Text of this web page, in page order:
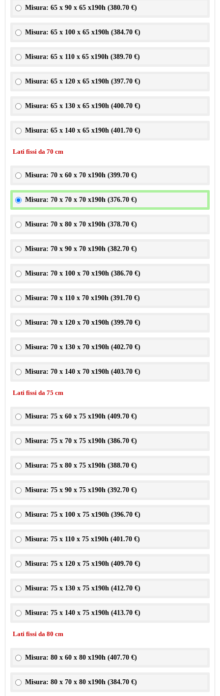
Misura: 65 x 90 x 65 x190h (380.70 €)
Misura: 65 x 100 x 65 x190h (384.70 €)
Misura: 65 x 110 x 65 x190h (389.70 €)
Misura: 65 x 120 x 65 x190h (397.70 €)
Misura: 65 x 130 x 65 x190h (400.70 €)
Misura: 65 x 140 x 65 x190h (401.70 €)
Lati fissi da 70 cm
Misura: 70 x 60 x 70 x190h (399.70 €)
Misura: 70 x 70 x 70 x190h (376.70 €)
Misura: 70 x 80 x 70 x190h (378.70 €)
Misura: 70 x 90 x 70 x190h (382.70 €)
Misura: 70 x 100 x 70 x190h (386.70 €)
Misura: 70 x 110 x 70 x190h (391.70 €)
Misura: 70 x 120 x 70 x190h (399.70 €)
Misura: 70 x 130 x 70 x190h (402.70 €)
Misura: 70 x 140 x 70 x190h (403.70 €)
Lati fissi da 75 cm
Misura: 75 x 60 x 75 x190h (409.70 €)
Misura: 75 x 70 x 75 x190h (386.70 €)
Misura: 75 x 80 x 75 x190h (388.70 €)
Misura: 75 x 90 x 75 x190h (392.70 €)
Misura: 75 x 100 x 75 x190h (396.70 €)
Misura: 75 x 110 x 75 x190h (401.70 €)
Misura: 75 x 120 x 75 x190h (409.70 €)
Misura: 75 x 130 x 75 x190h (412.70 €)
Misura: 75 x 140 x 75 x190h (413.70 €)
Lati fissi da 80 cm
Misura: 80 x 60 x 80 x190h (407.70 €)
Misura: 80 x 70 x 80 x190h (384.70 €)